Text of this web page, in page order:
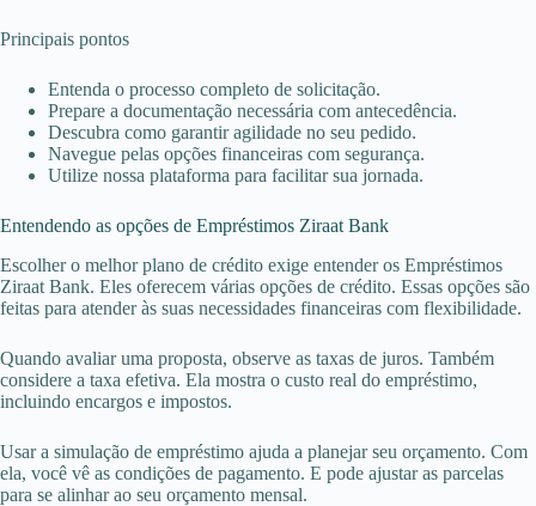
Principais pontos
Entenda o processo completo de solicitação.
Prepare a documentação necessária com antecedência.
Descubra como garantir agilidade no seu pedido.
Navegue pelas opções financeiras com segurança.
Utilize nossa plataforma para facilitar sua jornada.
Entendendo as opções de Empréstimos Ziraat Bank
Escolher o melhor plano de crédito exige entender os Empréstimos
Ziraat Bank. Eles oferecem várias opções de crédito. Essas opções são
feitas para atender às suas necessidades financeiras com flexibilidade.
Quando avaliar uma proposta, observe as taxas de juros. Também
considere a taxa efetiva. Ela mostra o custo real do empréstimo,
incluindo encargos e impostos.
Usar a simulação de empréstimo ajuda a planejar seu orçamento. Com
ela, você vê as condições de pagamento. E pode ajustar as parcelas
para se alinhar ao seu orçamento mensal.